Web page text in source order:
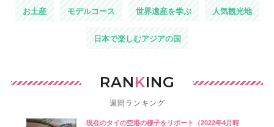
お土産 モデルコース 世界遺産を学ぶ 人気観光地
日本で楽しむアジアの国
RANKING
週間ランキング
現在のタイの空港の様子をリポート（2022年4月時